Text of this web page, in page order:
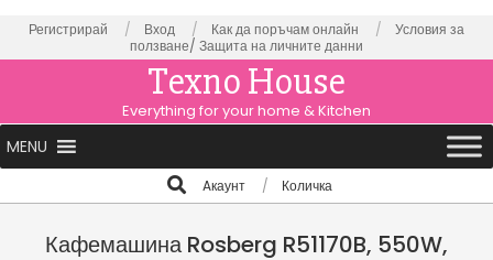
to
Регистрирай Вход Как да поръчам онлайн
Условия за
ползване/ Защита на личните данни
Texno House
Everything for your home & Kitchen
Primary
Navigation
MENU
Search
Aкаунт Количка
Кафемашина Rosberg R51170B, 550W,